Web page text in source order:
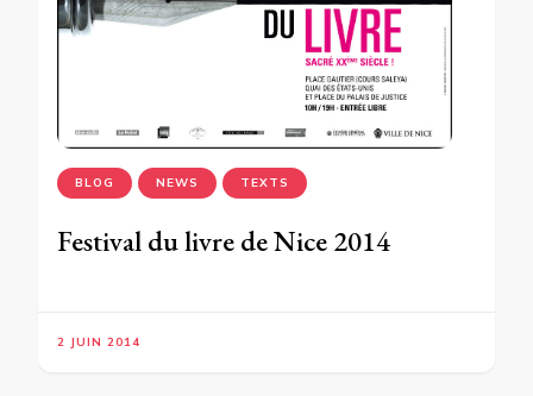
BLOG NEWS TEXTS
Festival du livre de Nice 2014
2 JUIN 2014